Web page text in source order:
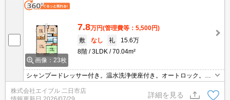
画像：23枚
7.8万円(管理費等：5,500円)
敷
なし 礼
15.6万
8階
3LDK 70.04m²
シャンプードレッサー付き。温水洗浄便座付き。オートロック。都
市ガス使用。オートロック。宅配ボックスあり。
株式会社エイブル 二日市店
詳細を見る